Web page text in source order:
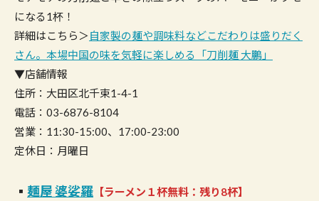
になる1杯！
詳細はこちら＞自家製の麺や調味料などこだわりは盛りだく
さん。本場中国の味を気軽に楽しめる「刀削麺 大鵬」
▼店舗情報
住所：大田区北千束1-4-1
電話：03-6876-8104
営業：11:30-15:00、17:00-23:00
定休日：月曜日
▪︎ 麺屋 婆娑羅 【ラーメン１杯無料：残り8杯】